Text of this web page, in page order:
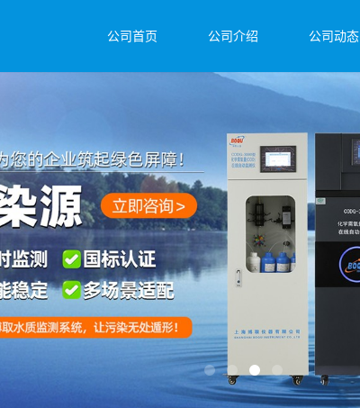
公司首页 公司介绍 公司动态